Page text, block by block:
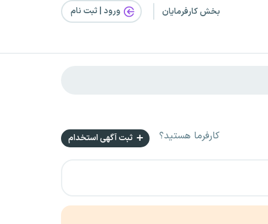
بخش کارفرمایان ورود | ثبت‌ نام
کارفرما هستید؟ ثبت آگهی استخدام